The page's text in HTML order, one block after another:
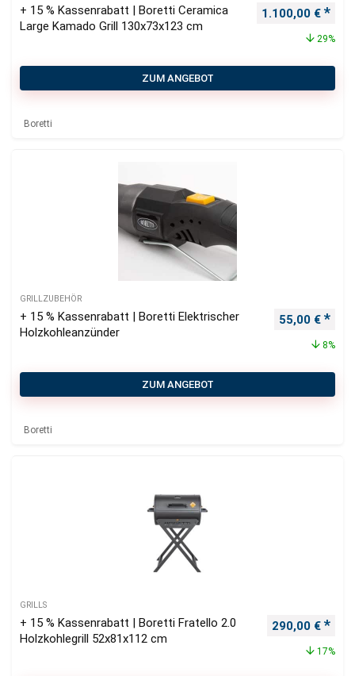
+ 15 % Kassenrabatt | Boretti Ceramica
Large Kamado Grill 130x73x123 cm
Ursprünglicher
1.100,00 €
29%
ZUM ANGEBOT
Boretti
GRILLZUBEHÖR
+ 15 % Kassenrabatt | Boretti Elektrischer
Holzkohleanzünder
55,00 €
8%
ZUM ANGEBOT
Boretti
GRILLS
+ 15 % Kassenrabatt | Boretti Fratello 2.0
Holzkohlegrill 52x81x112 cm
290,00 €
17%